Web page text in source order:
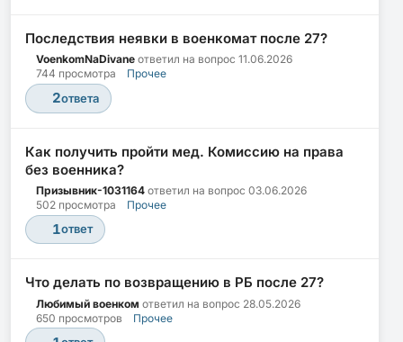
Последствия неявки в военкомат после 27?
VoenkomNaDivane ответил на вопрос 11.06.2026
744 просмотра
Прочее
2ответа
Как получить пройти мед. Комиссию на права
без военника?
Призывник-1031164 ответил на вопрос 03.06.2026
502 просмотра
Прочее
1ответ
Что делать по возвращению в РБ после 27?
Любимый военком ответил на вопрос 28.05.2026
650 просмотров
Прочее